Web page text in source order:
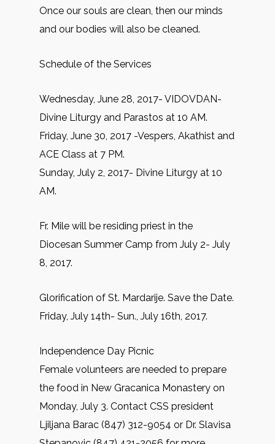
Once our souls are clean, then our minds
and our bodies will also be cleaned.
Schedule of the Services
Wednesday, June 28, 2017- VIDOVDAN-
Divine Liturgy and Parastos at 10 AM.
Friday, June 30, 2017 -Vespers, Akathist and
ACE Class at 7 PM.
Sunday, July 2, 2017- Divine Liturgy at 10
AM.
Fr. Mile will be residing priest in the
Diocesan Summer Camp from July 2- July
8, 2017.
Glorification of St. Mardarije. Save the Date.
Friday, July 14th- Sun., July 16th, 2017.
Independence Day Picnic
Female volunteers are needed to prepare
the food in New Gracanica Monastery on
Monday, July 3. Contact CSS president
Ljiljana Barac (847) 312-9054 or Dr. Slavisa